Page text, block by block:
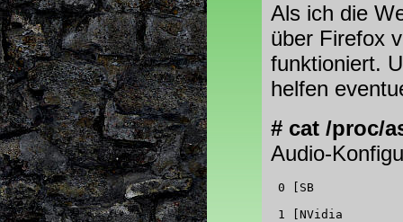
Als ich die
über Firefox
funktioniert.
helfen
# cat /proc/
Audio-
0 [SB             ]:
1 [NVidia